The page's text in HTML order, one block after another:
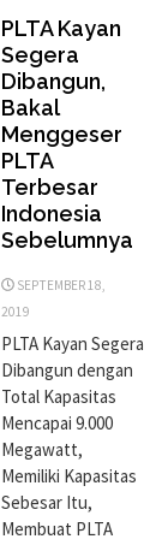
PLTA Kayan
Segera
Dibangun,
Bakal
Menggeser
PLTA
Terbesar
Indonesia
Sebelumnya
SEPTEMBER 18,
2019
PLTA Kayan Segera
Dibangun dengan
Total Kapasitas
Mencapai 9.000
Megawatt,
Memiliki Kapasitas
Sebesar Itu,
Membuat PLTA